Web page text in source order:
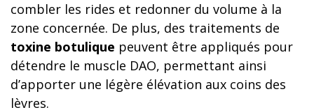
combler les rides et redonner du volume à la
zone concernée. De plus, des traitements de
toxine botulique peuvent être appliqués pour
détendre le muscle DAO, permettant ainsi
d’apporter une légère élévation aux coins des
lèvres.